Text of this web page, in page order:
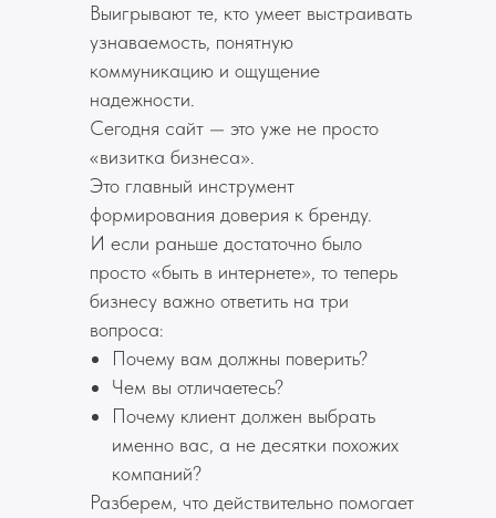
Выигрывают те, кто умеет выстраивать
узнаваемость, понятную
коммуникацию и ощущение
надежности.
Сегодня сайт — это уже не просто
«визитка бизнеса».
Это главный инструмент
формирования доверия к бренду.
И если раньше достаточно было
просто «быть в интернете», то теперь
бизнесу важно ответить на три
вопроса:
Почему вам должны поверить?
Чем вы отличаетесь?
Почему клиент должен выбрать
именно вас, а не десятки похожих
компаний?
Разберем, что действительно помогает